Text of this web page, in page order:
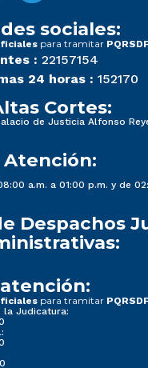
sociales:
para tramitar PQRSDF
: 22157154
24 horas : 152170
Cortes:
de Justicia Alfonso
Atención:
a.m. a 01:00 p.m. y de
Despachos
para tramitar PQRSDF
la Judicatura: